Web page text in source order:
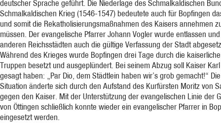
deutscher Sprache geführt. Die Niederlage des Schmalkaldischen
Schmalkaldischen Krieg (1546-1547) bedeutete auch für Bopfingen
und somit die Rekatholisierungsmaßnahmen des Kaisers annehmen
müssen. Der evangelische Pfarrer Johann Vogler wurde entlassen
anderen Reichsstädten auch die gültige Verfassung der Stadt
Während des Krieges wurde Bopfingen drei Tage durch die
Truppen besetzt und ausgeplündert. Bei seinem Abzug soll Kaiser
gesagt haben: „Par Dio, dem Städtlein haben wir’s grob gemacht!“ Die
Situation änderte sich durch den Aufstand des Kurfürsten Moritz von
gegen den Kaiser. Mit der Unterstützung der evangelischen Linie der
von Öttingen schließlich konnte wieder ein evangelischer Pfarrer in
eingesetzt werden.